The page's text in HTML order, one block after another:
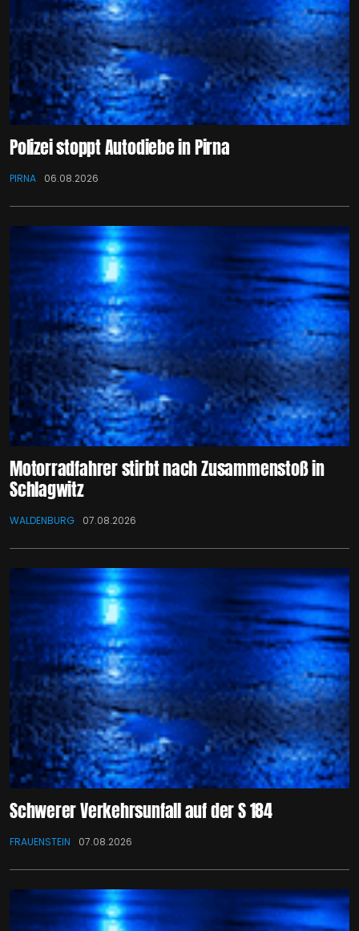
Polizei stoppt Autodiebe in Pirna
PIRNA 06.08.2026
Motorradfahrer stirbt nach Zusammenstoß in
Schlagwitz
WALDENBURG 07.08.2026
Schwerer Verkehrsunfall auf der S 184
FRAUENSTEIN 07.08.2026